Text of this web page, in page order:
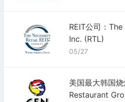
REIT公司：
Inc. (RTL)
05/27
美国最大韩国
Restaurant